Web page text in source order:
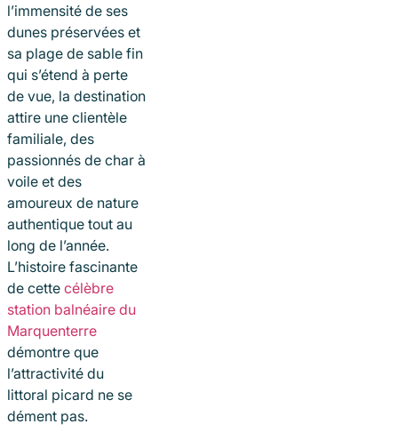
l’immensité de ses
dunes préservées et
sa plage de sable fin
qui s’étend à perte
de vue, la destination
attire une clientèle
familiale, des
passionnés de char à
voile et des
amoureux de nature
authentique tout au
long de l’année.
L’histoire fascinante
de cette célèbre
station balnéaire du
Marquenterre
démontre que
l’attractivité du
littoral picard ne se
dément pas.